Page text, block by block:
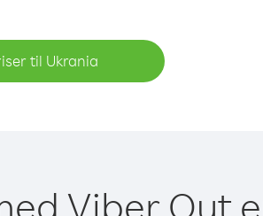
til Ukrania
Viber Out